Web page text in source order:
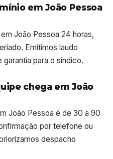
em João Pessoa
João Pessoa 24 horas,
Emitimos laudo
para o síndico.
chega em João
João Pessoa é de 30 a 90
por telefone ou
despacho